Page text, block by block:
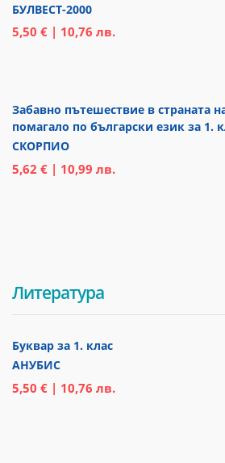
БУЛВЕСТ-2000
5,50 € | 10,76 лв.
Забавно пътешествие в страната
помагало по български език за 1.
СКОРПИО
5,62 € | 10,99 лв.
Литература
Буквар за 1. клас
АНУБИС
5,50 € | 10,76 лв.